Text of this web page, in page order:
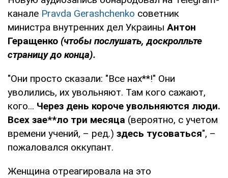
канале Pravda Gerashchenko советник
министра внутренних дел Украины Антон
Геращенко (чтобы послушать, доскролльте
страницу до конца).
"Они просто сказали: "Все нах**!" Они
уволились, их увольняют. Там кого сажают,
кого... Через день короче увольняются люди.
Всех зае**ло три месяца (вероятно, с учетом
времени учений, – ред.) здесь тусоваться", –
пожаловался оккупант.
Женщина отреагировала на это